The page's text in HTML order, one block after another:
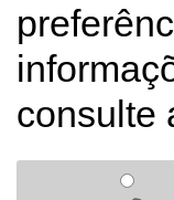
consulte